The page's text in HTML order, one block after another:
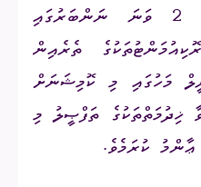
ޖަދުވަލު 1 ގެ 1 އާއި 2 ވަނަ ނަންބަރުގައި
ތެރެއިން
މަހުގައި މި ކޮމިޝަނަށް
ޚިދުމަތްތަކުގެ ތަފްޞީލު މި
ކުރަމެވެ.